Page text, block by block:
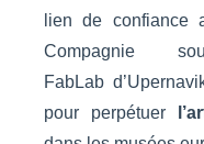
lien de confiance
Compagnie
FabLab
pour perpétuer